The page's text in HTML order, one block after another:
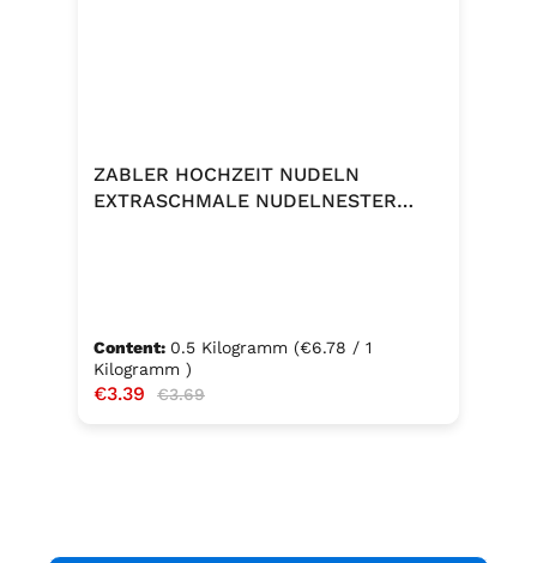
ZABLER HOCHZEIT NUDELN
EXTRASCHMALE NUDELNESTER
Content: 0.5 Kilogramm (€6.78 / 1
Kilogramm )
Sale price:
€3.39 Regular price:
€3.69